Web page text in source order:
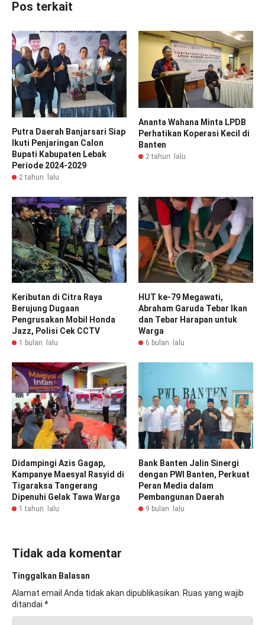
Pos terkait
Putra Daerah Banjarsari Siap
Ikuti Penjaringan Calon
Bupati Kabupaten Lebak
Periode 2024-2029
2 tahun lalu
Ananta Wahana Minta LPDB
Perhatikan Koperasi Kecil di
Banten
2 tahun lalu
Keributan di Citra Raya
Berujung Dugaan
Pengrusakan Mobil Honda
Jazz, Polisi Cek CCTV
1 bulan lalu
HUT ke-79 Megawati,
Abraham Garuda Tebar Ikan
dan Tebar Harapan untuk
Warga
6 bulan lalu
Didampingi Azis Gagap,
Kampanye Maesyal Rasyid di
Tigaraksa Tangerang
Dipenuhi Gelak Tawa Warga
1 tahun lalu
Bank Banten Jalin Sinergi
dengan PWI Banten, Perkuat
Peran Media dalam
Pembangunan Daerah
9 bulan lalu
Tidak ada komentar
Tinggalkan Balasan
Alamat email Anda tidak akan dipublikasikan. Ruas yang wajib
ditandai *